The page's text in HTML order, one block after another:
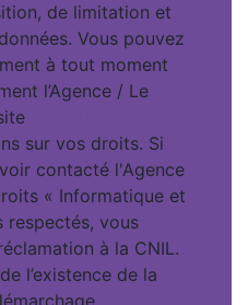
de limitation et
Vous pouvez
à tout moment
l’Agence / Le
sur vos droits. Si
contacté l'Agence
« Informatique et
respectés, vous
à la CNIL.
l’existence de la